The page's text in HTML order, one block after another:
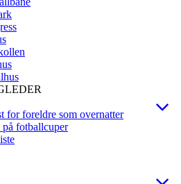
for foreldre som overnatter
på fotballcuper